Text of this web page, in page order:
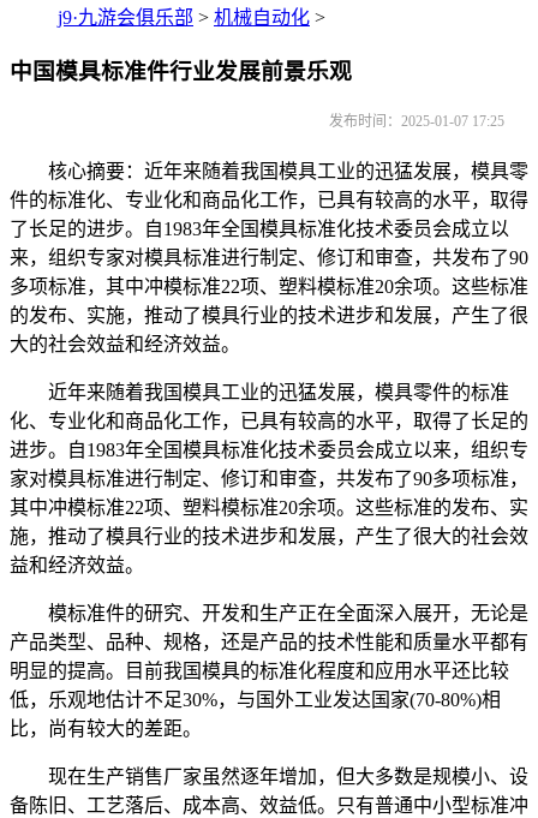
j9·九游会俱乐部 > 机械自动化 >
中国模具标准件行业发展前景乐观
发布时间：2025-01-07 17:25
核心摘要：近年来随着我国模具工业的迅猛发展，模具零
件的标准化、专业化和商品化工作，已具有较高的水平，取得
了长足的进步。自1983年全国模具标准化技术委员会成立以
来，组织专家对模具标准进行制定、修订和审查，共发布了90
多项标准，其中冲模标准22项、塑料模标准20余项。这些标准
的发布、实施，推动了模具行业的技术进步和发展，产生了很
大的社会效益和经济效益。
近年来随着我国模具工业的迅猛发展，模具零件的标准
化、专业化和商品化工作，已具有较高的水平，取得了长足的
进步。自1983年全国模具标准化技术委员会成立以来，组织专
家对模具标准进行制定、修订和审查，共发布了90多项标准，
其中冲模标准22项、塑料模标准20余项。这些标准的发布、实
施，推动了模具行业的技术进步和发展，产生了很大的社会效
益和经济效益。
模标准件的研究、开发和生产正在全面深入展开，无论是
产品类型、品种、规格，还是产品的技术性能和质量水平都有
明显的提高。目前我国模具的标准化程度和应用水平还比较
低，乐观地估计不足30%，与国外工业发达国家(70-80%)相
比，尚有较大的差距。
现在生产销售厂家虽然逐年增加，但大多数是规模小、设
备陈旧、工艺落后、成本高、效益低。只有普通中小型标准冲